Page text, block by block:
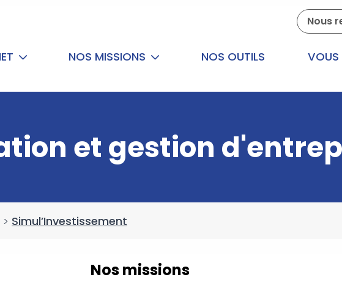
Nous
NOS MISSIONS NOS OUTILS VOUS
et gestion
> Simul’Investissement
Nos missions